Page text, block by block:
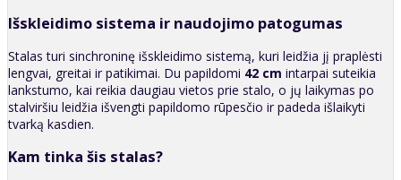
Išskleidimo sistema ir naudojimo patogumas
Stalas turi sinchroninę išskleidimo sistemą, kuri leidžia jį praplėsti
lengvai, greitai ir patikimai. Du papildomi 42 cm intarpai suteikia
lankstumo, kai reikia daugiau vietos prie stalo, o jų laikymas po
stalviršiu leidžia išvengti papildomo rūpesčio ir padeda išlaikyti
tvarką kasdien.
Kam tinka šis stalas?